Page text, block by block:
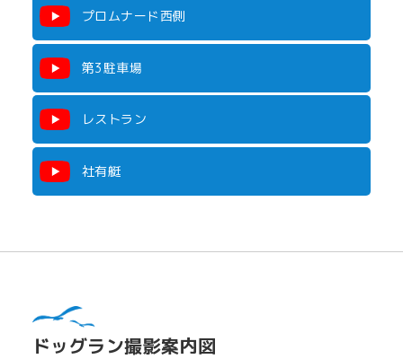
プロムナード西側
第3駐車場
レストラン
社有艇
ドッグラン撮影案内図